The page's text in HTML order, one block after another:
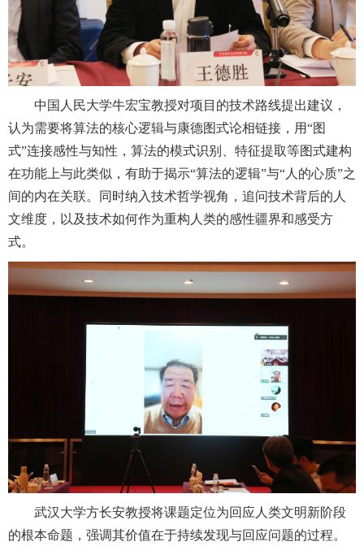
中国人民大学牛宏宝教授对项目的技术路线提出建议，
认为需要将算法的核心逻辑与康德图式论相链接，用“图
式”连接感性与知性，算法的模式识别、特征提取等图式建构
在功能上与此类似，有助于揭示“算法的逻辑”与“人的心质”之
间的内在关联。同时纳入技术哲学视角，追问技术背后的人
文维度，以及技术如何作为重构人类的感性疆界和感受方
式。
武汉大学方长安教授将课题定位为回应人类文明新阶段
的根本命题，强调其价值在于持续发现与回应问题的过程。